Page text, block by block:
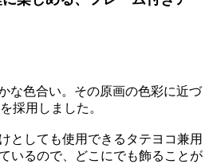
な色合い。その原画の色彩に近づ
採用しました。
としても使用できるタテヨコ兼用
いるので、どこにでも飾ることが